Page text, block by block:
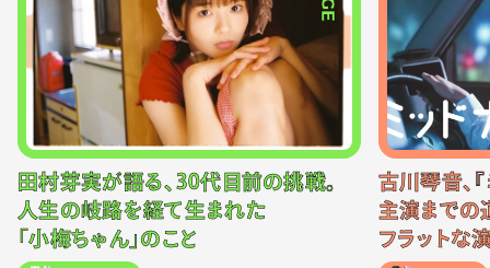
田村芽実が語る、30代目前の挑戦。
人生の岐路を経て生まれた
「小梅ちゃん」のこと
古川琴音、
主演までの
フラットな